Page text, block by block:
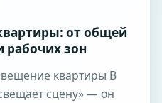
от общей
рабочих зон
квартиры В
сцену» — он